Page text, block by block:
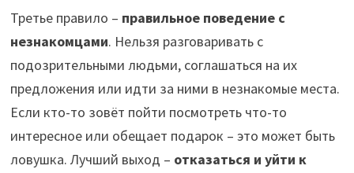
Третье правило – правильное поведение с
незнакомцами. Нельзя разговаривать с
подозрительными людьми, соглашаться на их
предложения или идти за ними в незнакомые места.
Если кто-то зовёт пойти посмотреть что-то
интересное или обещает подарок – это может быть
ловушка. Лучший выход – отказаться и уйти к